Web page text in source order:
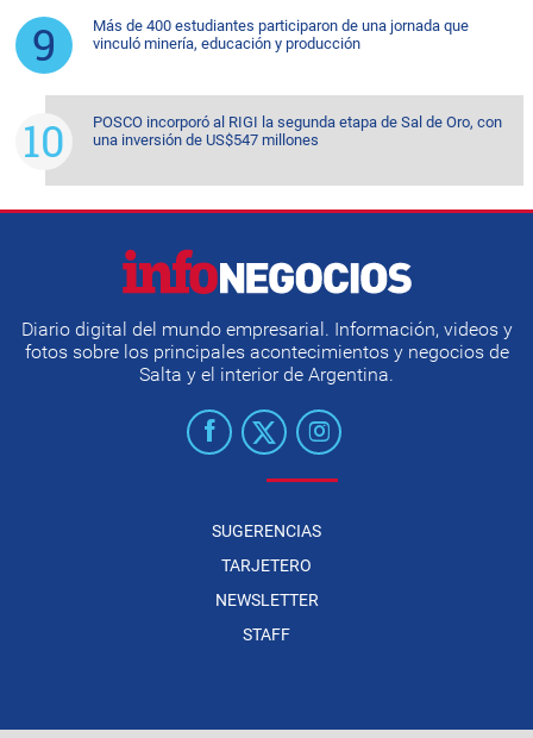
Más de 400 estudiantes participaron de una jornada que
vinculó minería, educación y producción
POSCO incorporó al RIGI la segunda etapa de Sal de Oro, con
una inversión de US$547 millones
Diario digital del mundo empresarial. Información, videos y
fotos sobre los principales acontecimientos y negocios de
Salta y el interior de Argentina.
SUGERENCIAS
TARJETERO
NEWSLETTER
STAFF